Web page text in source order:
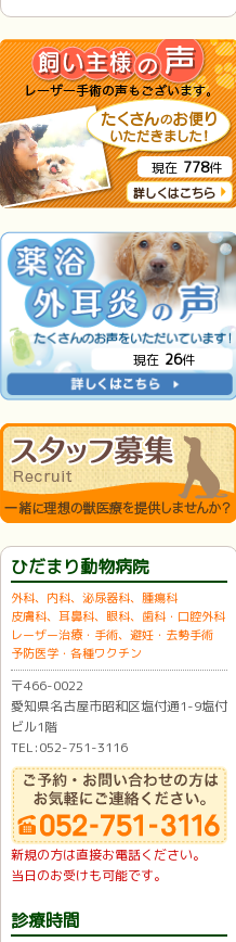
現在 778件
現在 26件
ひだまり動物病院
外科、内科、泌尿器科、腫瘍科
皮膚科、耳鼻科、眼科、歯科・口腔外科
レーザー治療・手術、避妊・去勢手術
予防医学・各種ワクチン
〒466-0022
愛知県名古屋市昭和区塩付通1-9塩付
ビル1階
TEL:052-751-3116
新規の方は直接お電話ください。
当日のお受けも可能です。
診療時間